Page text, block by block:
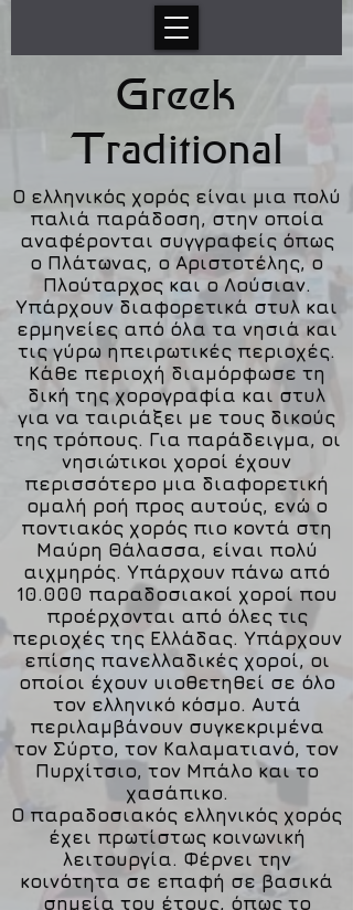
Greek
Traditional
Ο ελληνικός χορός είναι μια πολύ
παλιά παράδοση, στην οποία
αναφέρονται συγγραφείς όπως
ο Πλάτωνας, ο Αριστοτέλης, ο
Πλούταρχος και ο Λούσιαν.
Υπάρχουν διαφορετικά στυλ και
ερμηνείες από όλα τα νησιά και
τις γύρω ηπειρωτικές περιοχές.
Κάθε περιοχή διαμόρφωσε τη
δική της χορογραφία και στυλ
για να ταιριάξει με τους δικούς
της τρόπους. Για παράδειγμα, οι
νησιώτικοι χοροί έχουν
περισσότερο μια διαφορετική
ομαλή ροή προς αυτούς, ενώ ο
ποντιακός χορός πιο κοντά στη
Μαύρη Θάλασσα, είναι πολύ
αιχμηρός. Υπάρχουν πάνω από
10.000 παραδοσιακοί χοροί που
προέρχονται από όλες τις
περιοχές της Ελλάδας. Υπάρχουν
επίσης πανελλαδικές χοροί, οι
οποίοι έχουν υιοθετηθεί σε όλο
τον ελληνικό κόσμο. Αυτά
περιλαμβάνουν συγκεκριμένα
τον Σύρτο, τον Καλαματιανό, τον
Πυρχίτσιο, τον Μπάλο και το
χασάπικο.
Ο παραδοσιακός ελληνικός χορός
έχει πρωτίστως κοινωνική
λειτουργία. Φέρνει την
κοινότητα σε επαφή σε βασικά
σημεία του έτους, όπως το